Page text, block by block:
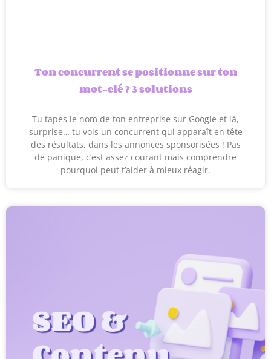
Ton concurrent se positionne sur ton
mot-clé ? 3 solutions
Tu tapes le nom de ton entreprise sur Google et là,
surprise… tu vois un concurrent qui apparaît en tête
des résultats, dans les annonces sponsorisées ! Pas
de panique, c’est assez courant mais comprendre
pourquoi peut t’aider à mieux réagir.